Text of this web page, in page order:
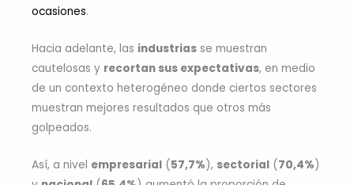
ocasiones.
Hacia adelante, las industrias se muestran
cautelosas y recortan sus expectativas, en medio
de un contexto heterogéneo donde ciertos sectores
muestran mejores resultados que otros más
golpeados.
Así, a nivel empresarial (57,7%), sectorial (70,4%)